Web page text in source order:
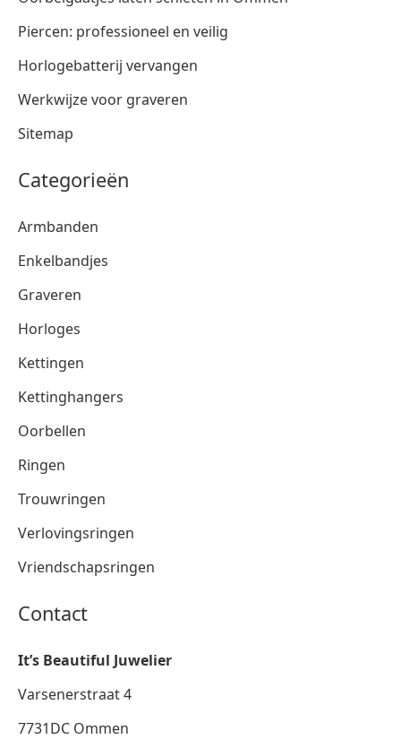
Piercen: professioneel en veilig
Horlogebatterij vervangen
Werkwijze voor graveren
Sitemap
Categorieën
Armbanden
Enkelbandjes
Graveren
Horloges
Kettingen
Kettinghangers
Oorbellen
Ringen
Trouwringen
Verlovingsringen
Vriendschapsringen
Contact
It’s Beautiful Juwelier
Varsenerstraat 4
7731DC Ommen